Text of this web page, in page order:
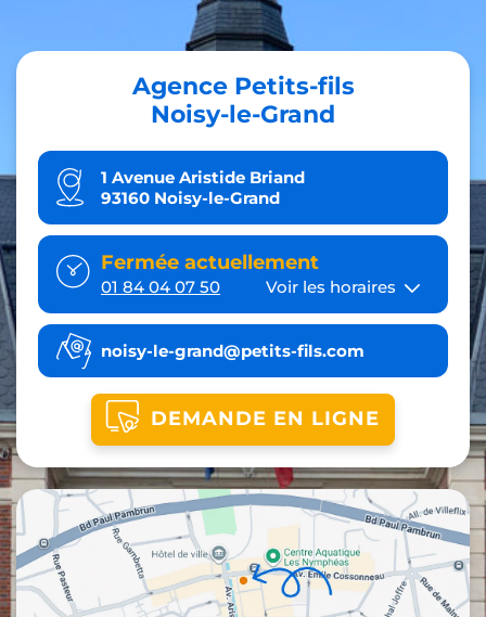
Agence Petits-fils
Noisy-le-Grand
1 Avenue Aristide Briand
93160 Noisy-le-Grand
Fermée actuellement
01 84 04 07 50 Voir les horaires
noisy-le-grand@petits-fils.com
DEMANDE EN LIGNE